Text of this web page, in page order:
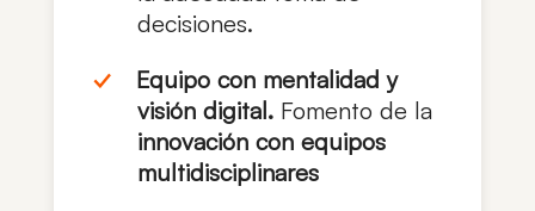
decisiones.
Equipo con mentalidad y
visión digital. Fomento de la
innovación con equipos
multidisciplinares